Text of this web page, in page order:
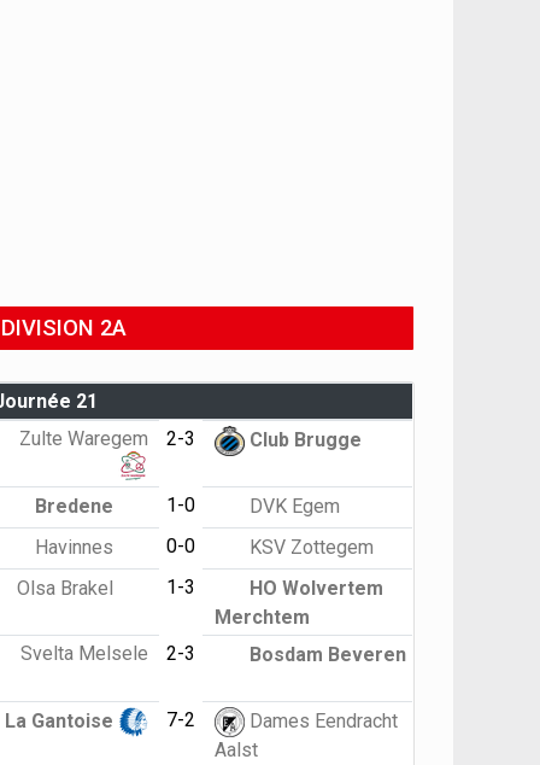
DIVISION 2A
21
Zulte Waregem
2-3 Club Brugge
Bredene 1-0
DVK Egem
Havinnes
0-0
KSV Zottegem
Olsa Brakel
1-3
HO Wolvertem
Merchtem
Svelta Melsele
2-3 Bosdam Beveren
La Gantoise 7-2
Dames Eendracht
Aalst